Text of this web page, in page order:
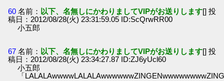
60 名前： 以下、名無しにかわりましてVIPがお送りします[] 投
稿日：2012/08/28(火) 23:31:59.05 ID:ScQrwRR00
小五郎
67 名前： 以下、名無しにかわりましてVIPがお送りします[] 投
稿日：2012/08/28(火) 23:34:27.87 ID:ZJ6yUcl60
小五郎
「